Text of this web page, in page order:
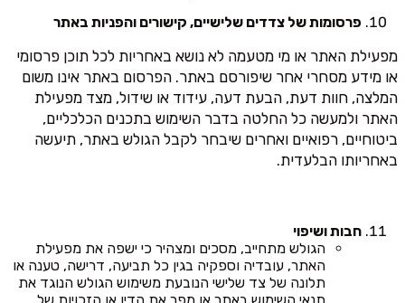
פרסומות של צדדים שלישיים, קישורים והפניות באתר
מפעילת האתר או מי מטעמה לא נושא באחריות לכל תוכן פרסומי
או מידע מסחרי אחר שיפורסם באתר. הפרסום באתר אינו משום
המלצה, חוות דעת, הבעת דעה, עידוד או שידול, מצד מפעילת
האתר ולמעשה כל החלטה בדבר השימוש בתכנים הכלכליים,
ביטוחיים, רפואיים ואחרים שיבחר לקבל הגולש באתר, תיעשה
באחריותו הבלעדית.
חבות ושיפוי
הגולש מתחייב, מסכים ומצהיר כי ישפה את מפעילת
האתר, עובדיה וספקיה בגין כל תביעה, דרישה, טענה או
תלונה של צד שלישי הנובעת משימוש הגולש הנוגד את